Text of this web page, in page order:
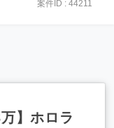
案件ID : 44211
】ホロラ